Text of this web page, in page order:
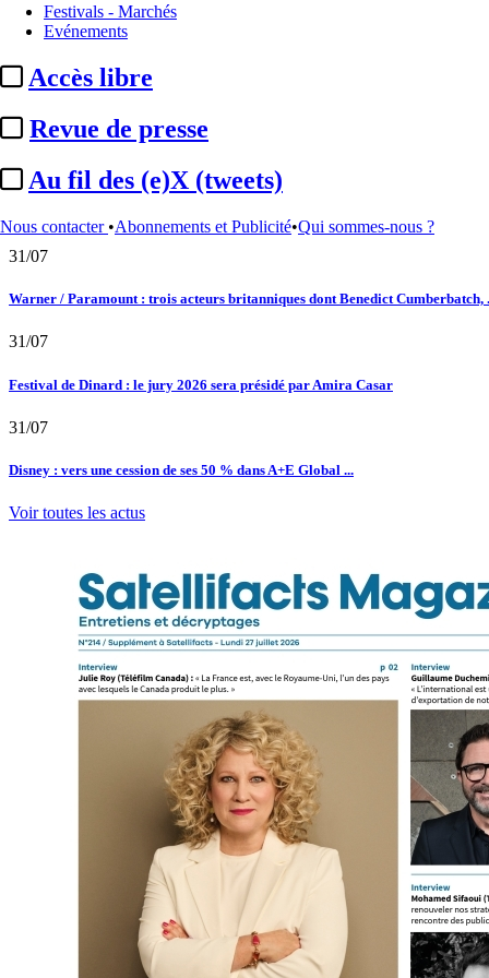
Festivals - Marchés
Evénements
Accès libre
Revue de presse
Au fil des (e)X (tweets)
Nous contacter •Abonnements et Publicité•Qui sommes-nous ?
Satellifacts : pause d'été
02/08
"L'Odyssée" : à Montpellier, le seul cinéma de France à ...
01/08
31/07
Warner / Paramount : trois acteurs britanniques dont Benedict Cumberbatch,
31/07
Festival de Dinard : le jury 2026 sera présidé par Amira Casar
31/07
Disney : vers une cession de ses 50 % dans A+E Global ...
Voir toutes les actus